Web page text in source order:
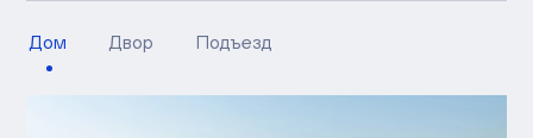
Дом Двор Подъезд